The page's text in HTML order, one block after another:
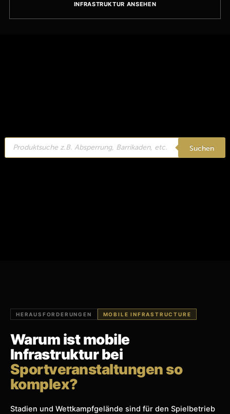
INFRASTRUKTUR ANSEHEN
Products
search
Suchen
HERAUSFORDERUNGEN MOBILE INFRASTRUCTURE
Warum ist mobile
Infrastruktur bei
Sportveranstaltungen so
komplex?
Stadien und Wettkampfgelände sind für den Spielbetrieb